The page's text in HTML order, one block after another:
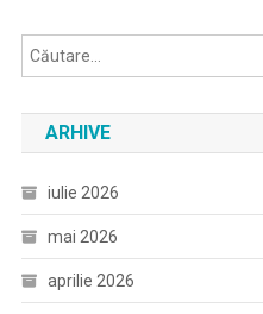
ARHIVE
iulie 2026
mai 2026
aprilie 2026